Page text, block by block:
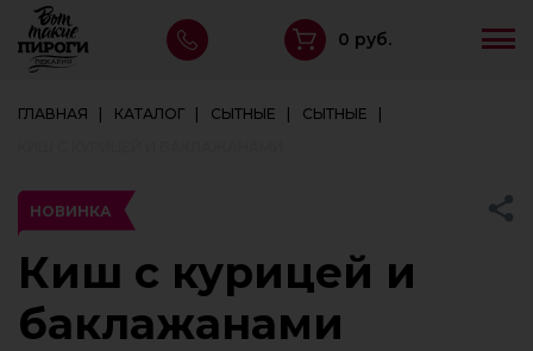
0 руб.
ГЛАВНАЯ КАТАЛОГ СЫТНЫЕ
СЫТНЫЕ
НОВИНКА
Киш с курицей и
баклажанами